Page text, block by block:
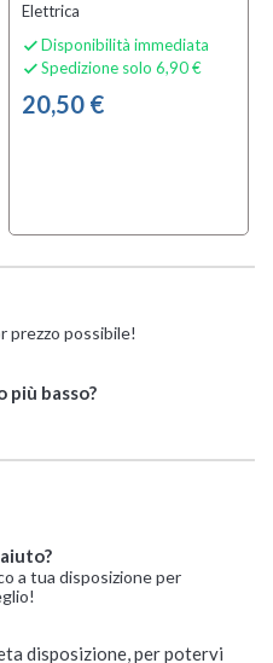
Elettrica
 Disponibilità immediata
 Spedizione solo 6,90 €
20,50 €
prezzo possibile!
più basso?
a tua disposizione per
disposizione, per potervi